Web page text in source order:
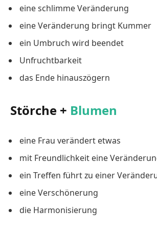
eine schlimme Veränderung
eine Veränderung bringt Kummer
ein Umbruch wird beendet
Unfruchtbarkeit
das Ende hinauszögern
Störche + Blumen
eine Frau verändert etwas
mit Freundlichkeit eine
ein Treffen führt zu einer
eine Verschönerung
die Harmonisierung